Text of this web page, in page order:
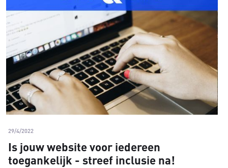
29/4/2022
Is jouw website voor iedereen
toegankelijk - streef inclusie na!